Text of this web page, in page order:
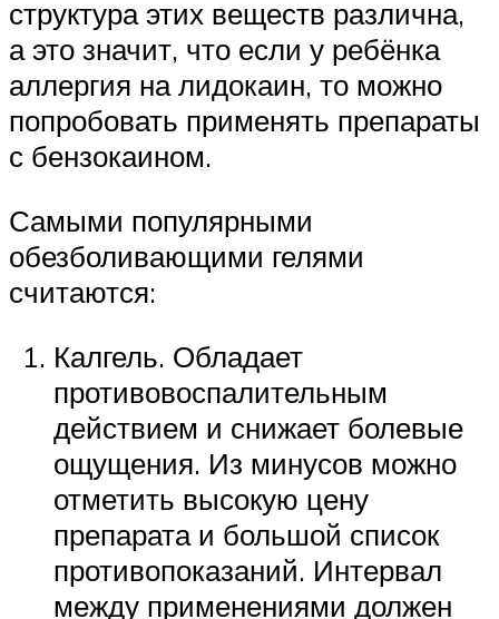
структура этих веществ различна,
а это значит, что если у ребёнка
аллергия на лидокаин, то можно
попробовать применять препараты
с бензокаином.
Самыми популярными
обезболивающими гелями
считаются:
Калгель. Обладает
противовоспалительным
действием и снижает болевые
ощущения. Из минусов можно
отметить высокую цену
препарата и большой список
противопоказаний. Интервал
между применениями должен